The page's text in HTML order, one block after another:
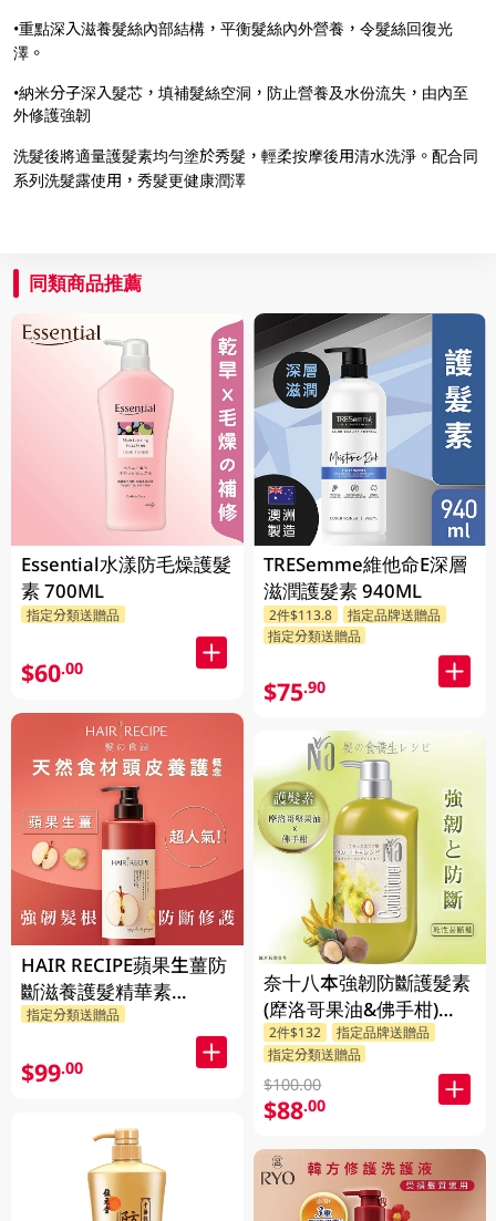
•重點深入滋養髮絲內部結構，平衡髮絲內外營養，令髮絲回復光
澤。
•納米分子深入髮芯，填補髮絲空洞，防止營養及水份流失，由內至
外修護強韌
洗髮後將適量護髮素均勻塗於秀髮，輕柔按摩後用清水洗淨。配合同
系列洗髮露使用，秀髮更健康潤澤
同類商品推薦
Essential水漾防毛燥護髮
素 700ML
指定分類送贈品
$60.00
HAIR RECIPE蘋果生薑防
斷滋養護髮精華素
530GM
指定分類送贈品
$99.00
TRESemme維他命E深層
滋潤護髮素 940ML
2件$113.8
指定品牌送贈品
指定分類送贈品
$75.90
奈十八本強韌防斷護髮素
(犘洛哥果油&佛手柑)
550ML
2件$132
指定品牌送贈品
指定分類送贈品
$100.00
$88.00